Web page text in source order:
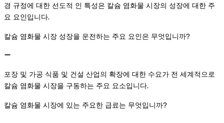
경 규정에 대한 선도적 인 특성은 칼슘 염화물 시장의 성장에 대한 주
요 요인입니다.
칼슘 염화물 시장 성장을 운전하는 주요 요인은 무엇입니까?
포장 및 가공 식품 및 건설 산업의 확장에 대한 수요가 전 세계적으로
칼슘 염화물 시장을 구동하는 주요 요소입니다.
칼슘 염화물 시장에 있는 주요한 급료는 무엇입니까?